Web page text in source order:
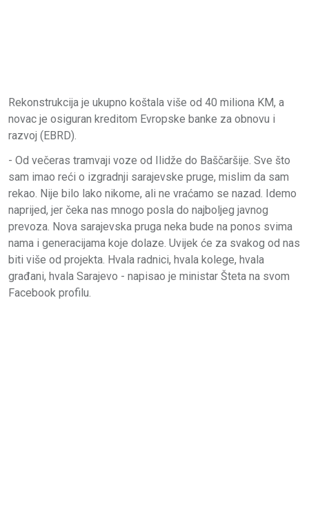
Rekonstrukcija je ukupno koštala više od 40 miliona KM, a
novac je osiguran kreditom Evropske banke za obnovu i
razvoj (EBRD).
- Od večeras tramvaji voze od Ilidže do Baščaršije. Sve što
sam imao reći o izgradnji sarajevske pruge, mislim da sam
rekao. Nije bilo lako nikome, ali ne vraćamo se nazad. Idemo
naprijed, jer čeka nas mnogo posla do najboljeg javnog
prevoza. Nova sarajevska pruga neka bude na ponos svima
nama i generacijama koje dolaze. Uvijek će za svakog od nas
biti više od projekta. Hvala radnici, hvala kolege, hvala
građani, hvala Sarajevo - napisao je ministar Šteta na svom
Facebook profilu.